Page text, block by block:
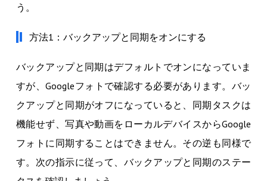
う。
方法1：バックアップと同期をオンにする
バックアップと同期はデフォルトでオンになっていま
すが、Googleフォトで確認する必要があります。バッ
クアップと同期がオフになっていると、同期タスクは
機能せず、写真や動画をローカルデバイスからGoogle
フォトに同期することはできません。その逆も同様で
す。次の指示に従って、バックアップと同期のステー